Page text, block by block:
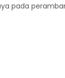
pada